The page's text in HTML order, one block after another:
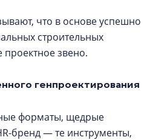
что в основе успешно
строительных
проектное звено.
генпроектирования
форматы, щедрые
бренд — те инструменты,